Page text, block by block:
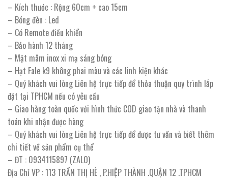
– Kích thước : Rộng 60cm + cao 15cm
– Bóng đèn : Led
– Có Remote điều khiển
– Bảo hành 12 tháng
– Mặt mâm inox xi mạ sáng bóng
– Hạt Fale k9 không phai màu và các linh kiện khác
– Quý khách vui lòng Liên hệ trực tiếp để thỏa thuận quy trình lắp
đặt tại TPHCM nếu có yêu cầu
– Giao hàng toàn quốc với hình thức COD giao tận nhà và thanh
toán khi nhận được hàng
– Quý khách vui lòng Liên hệ trực tiếp để được tư vấn và biết thêm
chi tiết về sản phẩm cụ thể
– ĐT : 0934115897 (ZALO)
Địa Chỉ VP : 113 TRẦN THỊ HÈ , P.HIỆP THÀNH .QUẬN 12 .TPHCM